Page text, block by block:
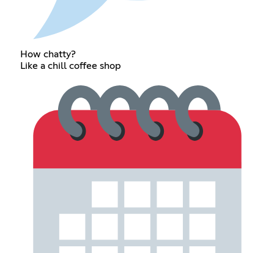
How chatty?
Like a chill coffee shop